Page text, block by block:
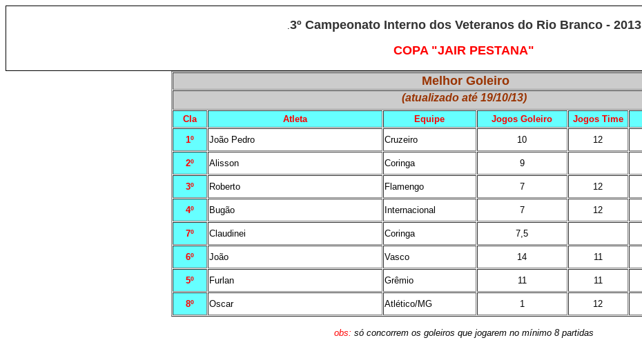
.3º Campeonato Interno dos Veteranos do Rio Branco - 2013
COPA "JAIR PESTANA"
Melhor Goleiro
(atualizado até 19/10/13)
Cla Atleta Equipe Jogos Goleiro Jogos Time
1º
João Pedro Cruzeiro 10 12
2º Alisson Coringa 9
3º Roberto Flamengo 7 12
4º Bugão Internacional 7 12
7º Claudinei Coringa 7,5
6º João Vasco 14 11
5º Furlan Grêmio 11 11
8º Oscar Atlético/MG 1 12
obs: só concorrem os goleiros que jogarem no mínimo 8 partidas